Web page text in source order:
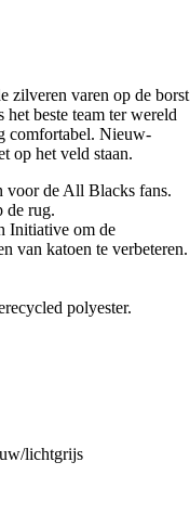
zilveren varen op de borst
beste team ter wereld
comfortabel. Nieuw-
op het veld staan.
voor de All Blacks fans.
de rug.
Initiative om de
van katoen te verbeteren.
polyester.
lichtgrijs